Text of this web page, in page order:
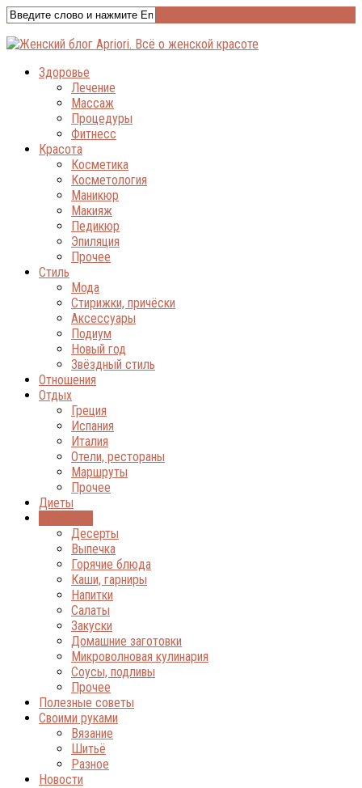
Здоровье
Лечение
Массаж
Процедуры
Фитнесс
Красота
Косметика
Косметология
Маникюр
Макияж
Педикюр
Эпиляция
Прочее
Стиль
Мода
Стирижки, причёски
Аксессуары
Подиум
Новый год
Звёздный стиль
Отношения
Отдых
Греция
Испания
Италия
Отели, рестораны
Маршруты
Прочее
Диеты
Десерты
Выпечка
Горячие блюда
Каши, гарниры
Напитки
Салаты
Закуски
Домашние заготовки
Микроволновая кулинария
Соусы, подливы
Прочее
Полезные советы
Своими руками
Вязание
Шитьё
Разное
Новости